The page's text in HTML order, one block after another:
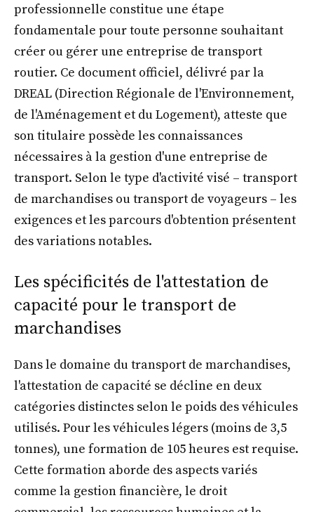
professionnelle constitue une étape
fondamentale pour toute personne souhaitant
créer ou gérer une entreprise de transport
routier. Ce document officiel, délivré par la
DREAL (Direction Régionale de l'Environnement,
de l'Aménagement et du Logement), atteste que
son titulaire possède les connaissances
nécessaires à la gestion d'une entreprise de
transport. Selon le type d'activité visé – transport
de marchandises ou transport de voyageurs – les
exigences et les parcours d'obtention présentent
des variations notables.
Les spécificités de l'attestation de
capacité pour le transport de
marchandises
Dans le domaine du transport de marchandises,
l'attestation de capacité se décline en deux
catégories distinctes selon le poids des véhicules
utilisés. Pour les véhicules légers (moins de 3,5
tonnes), une formation de 105 heures est requise.
Cette formation aborde des aspects variés
comme la gestion financière, le droit